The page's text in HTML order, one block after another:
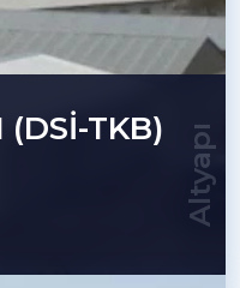
Altyapı
(DSİ-TKB)